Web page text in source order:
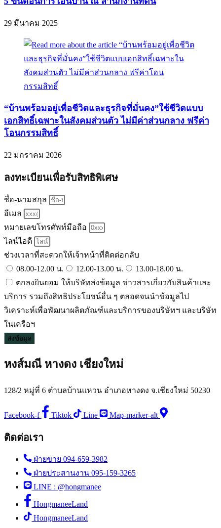
29 มีนาคม 2025
“บ้านพร้อมอยู่เพื่อชีวิตและธุรกิจที่มั่นคง”ใช้ชีวิตแบบ
เอกสิทธิ์เฉพาะในสังคมส่วนตัว ไม่มีค่าส่วนกลาง ฟรีค่า
โอนกรรมสิทธิ์
22 มกราคม 2026
ลงทะเบียนเพื่อรับสิทธิพิเศษ
ชื่อ-นามสกุล
อีเมล
หมายเลขโทรศัพท์มือถือ
ไลน์ไอดี
ช่วงเวลาที่สะดวกให้เจ้าหน้าที่ติดต่อกลับ
08.00-12.00 น.
12.00-13.00 น.
13.00-18.00 น.
ตกลงยินยอม ให้บริษัทส่งข้อมูล ข่าวสารเกี่ยวกับสินค้าและ
บริการ รวมถึงสิทธิประโยชน์อื่น ๆ ตลอดจนนำข้อมูลไป
วิเคราะห์เพื่อพัฒนาผลิตภัณฑ์และบริการของบริษัทฯ และบริษัท
ในเครือฯ
ส่งข้อมูล
หงส์มณี หางดง เชียงใหม่
128/2 หมู่ที่ 6 ตำบลบ้านแหวน อำเภอหางดง จ.เชียงใหม่ 50230
Facebook-f Tiktok Line Map-marker-alt
ติดต่อเรา
ฝ่ายขาย 094-659-3982
ฝ่ายประสานงาน 095-159-3265
LINE : @hongmanee
HongmaneeLand
HongmaneeLand